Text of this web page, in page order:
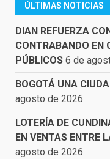
ÚLTIMAS NOTICIAS
DIAN REFUERZA
CONTRABANDO EN
PÚBLICOS 6 de
BOGOTÁ UNA
agosto de 2026
LOTERÍA DE
EN VENTAS ENTRE
agosto de 2026